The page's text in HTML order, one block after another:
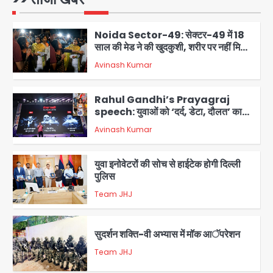
2
Noida Sector-49: सेक्टर-49 में 18
साल की मेड ने की खुदकुशी, शरीर पर नहीं मिली
कोई बाहरी
Avinash Kumar
3
Rahul Gandhi’s Prayagraj
speech: युवाओं को ‘दर्द, डेटा, दौलत’ का
संदेश, बीजेपी का वार
Avinash Kumar
4
युवा इनोवेटरों की सोच से हाईटेक होगी दिल्ली
पुलिस
Team JHJ
सुदर्शन शक्ति-वी अभ्यास में मॉक आॅपरेशन
Team JHJ